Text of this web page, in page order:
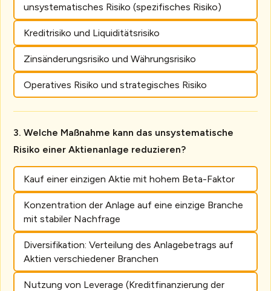
unsystematisches Risiko (spezifisches Risiko)
Kreditrisiko und Liquiditätsrisiko
Zinsänderungsrisiko und Währungsrisiko
Operatives Risiko und strategisches Risiko
Welche Maßnahme kann das unsystematische
Risiko einer Aktienanlage reduzieren?
Kauf einer einzigen Aktie mit hohem Beta-Faktor
Konzentration der Anlage auf eine einzige Branche
mit stabiler Nachfrage
Diversifikation: Verteilung des Anlagebetrags auf
Aktien verschiedener Branchen
Nutzung von Leverage (Kreditfinanzierung der